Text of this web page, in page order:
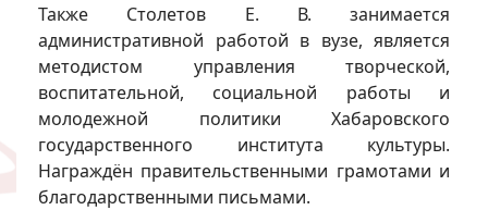
Также Столетов Е. В. занимается
административной работой в вузе, является
методистом управления творческой,
воспитательной, социальной работы и
молодежной политики Хабаровского
государственного института культуры.
Награждён правительственными грамотами и
благодарственными письмами.